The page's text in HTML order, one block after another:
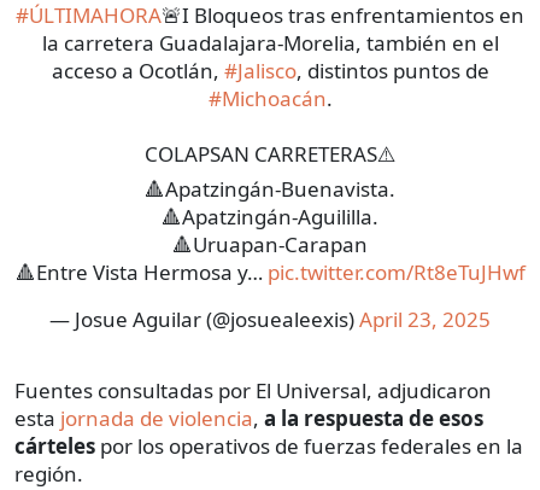
#ÚLTIMAHORA🚨I Bloqueos tras enfrentamientos en
la carretera Guadalajara-Morelia, también en el
acceso a Ocotlán, #Jalisco, distintos puntos de
#Michoacán.
COLAPSAN CARRETERAS⚠️
🔺Apatzingán-Buenavista.
🔺Apatzingán-Aguililla.
🔺Uruapan-Carapan
🔺Entre Vista Hermosa y… pic.twitter.com/Rt8eTuJHwf
— Josue Aguilar (@josuealeexis)April 23, 2025
Fuentes consultadas por El Universal, adjudicaron
esta jornada de violencia, a la respuesta de esos
cárteles por los operativos de fuerzas federales en la
región.